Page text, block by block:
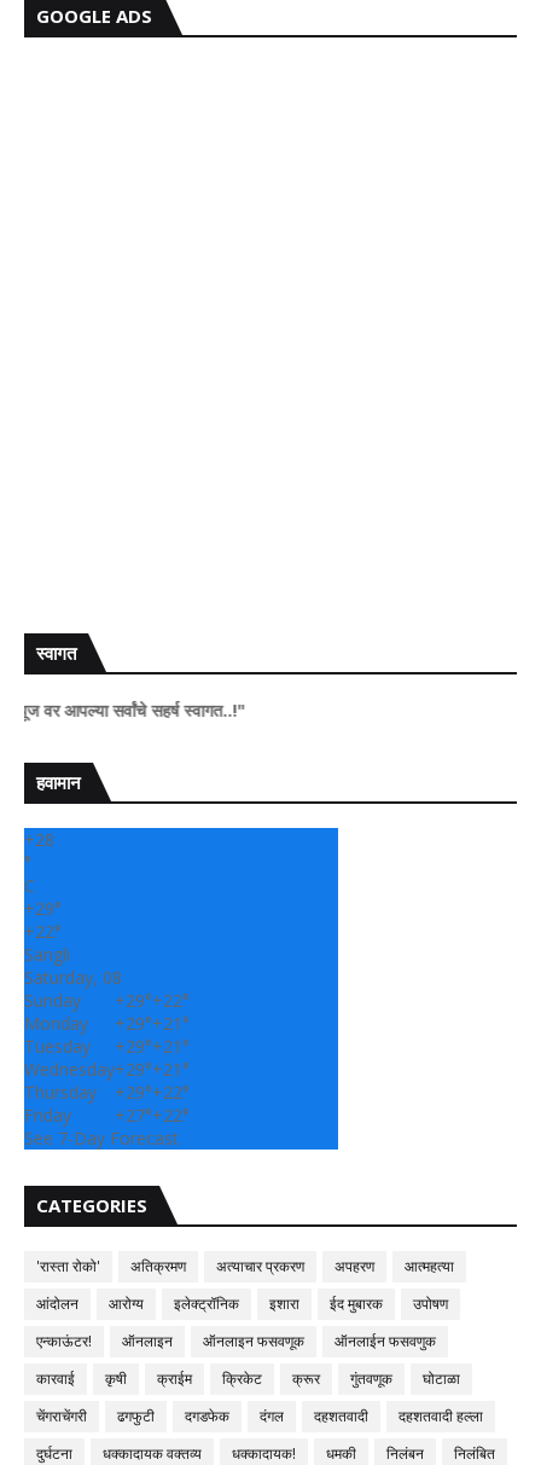
GOOGLE ADS
स्वागत
सर्वांचे सहर्ष स्वागत..!"
हवामान
+28
°
C
+29°
+22°
Sangli
Saturday, 08
Sunday
+29°+22°
Monday
+29°+21°
Tuesday
+29°+21°
Wednesday+29°+21°
Thursday
+29°+22°
Friday
+27°+22°
See 7-Day Forecast
CATEGORIES
'रास्ता रोको' अतिक्रमण अत्याचार प्रकरण अपहरण
आत्महत्या
आंदोलन
आरोग्य इलेक्ट्रॉनिक इशारा ईद मुबारक
उपोषण
एन्काऊंटर!
ऑनलाइन ऑनलाइन फसवणूक
ऑनलाईन फसवणुक
कारवाई
कृषी क्राईम क्रिकेट क्रूर गुंतवणूक
घोटाळा
चेंगराचेंगरी
ढगफुटी दगडफेक दंगल दहशतवादी
दहशतवादी हल्ला
दुर्घटना
धक्कादायक वक्तव्य धक्कादायक! धमकी निलंबन
निलंबित